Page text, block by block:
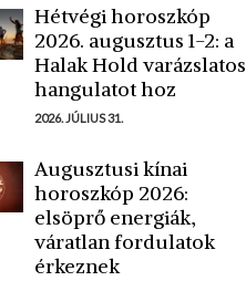
Hétvégi horoszkóp
2026. augusztus 1-2: a
Halak Hold varázslatos
hangulatot hoz
2026. JÚLIUS 31.
Augusztusi kínai
horoszkóp 2026:
elsöprő energiák,
váratlan fordulatok
érkeznek